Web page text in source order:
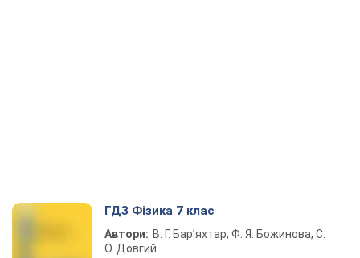
ГДЗ Фізика 7 клас
Автори: В. Г. Бар’яхтар, Ф. Я. Божинова, С.
О. Довгий